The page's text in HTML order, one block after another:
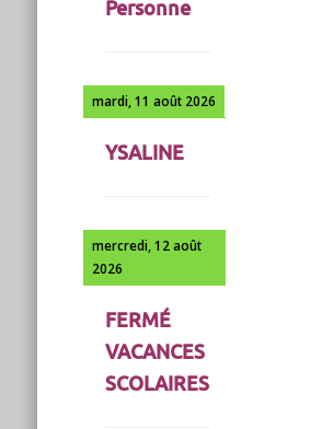
Personne
mardi, 11 août 2026
YSALINE
mercredi, 12 août
2026
FERMÉ
VACANCES
SCOLAIRES